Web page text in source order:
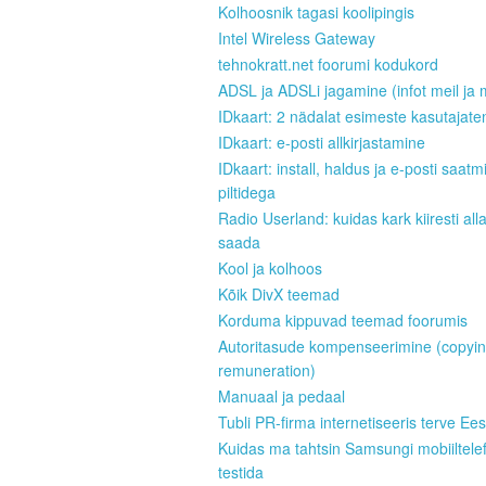
Kolhoosnik tagasi koolipingis
Intel Wireless Gateway
tehnokratt.net foorumi kodukord
ADSL ja ADSLi jagamine (infot meil ja
IDkaart: 2 nädalat esimeste
IDkaart: e-posti allkirjastamine
IDkaart: install, haldus ja e-posti
piltidega
Radio Userland: kuidas kark kiiresti alla
saada
Kool ja kolhoos
Kõik DivX teemad
Korduma kippuvad teemad foorumis
Autoritasude kompenseerimine
remuneration)
Manuaal ja pedaal
Tubli PR-firma internetiseeris terve
Kuidas ma tahtsin Samsungi
testida